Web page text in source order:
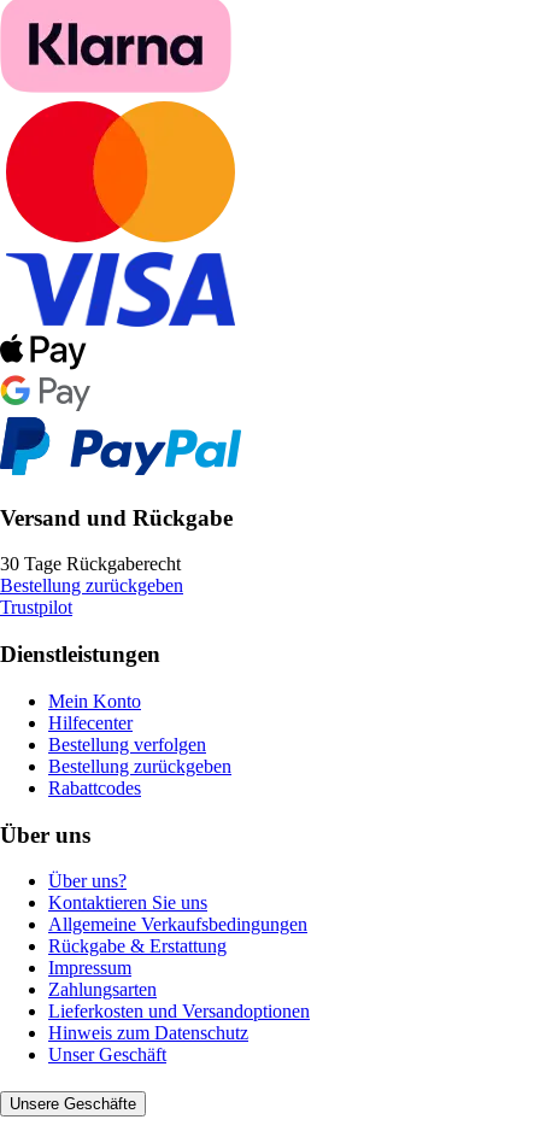
Versand und Rückgabe
30 Tage Rückgaberecht
Bestellung zurückgeben
Trustpilot
Dienstleistungen
Mein Konto
Hilfecenter
Bestellung verfolgen
Bestellung zurückgeben
Rabattcodes
Über uns
Über uns?
Kontaktieren Sie uns
Allgemeine Verkaufsbedingungen
Rückgabe & Erstattung
Impressum
Zahlungsarten
Lieferkosten und Versandoptionen
Hinweis zum Datenschutz
Unser Geschäft
Unsere Geschäfte